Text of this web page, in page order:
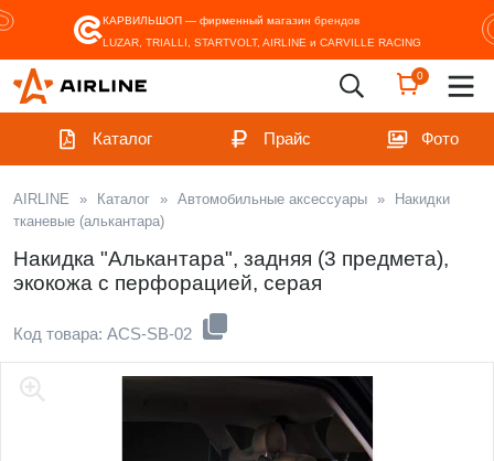
КАРВИЛЬШОП — фирменный магазин брендов
LUZAR, TRIALLI, STARTVOLT, AIRLINE и CARVILLE RACING
0
Каталог Прайс Фото
AIRLINE » Каталог » Автомобильные аксессуары »
Накидки
тканевые (алькантара)
Накидка "Алькантара", задняя (3 предмета),
экокожа с перфорацией, серая
Код товара: ACS-SB-02